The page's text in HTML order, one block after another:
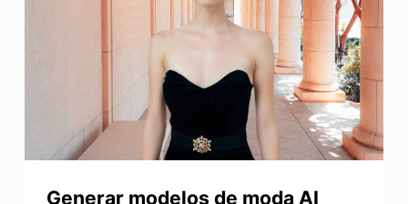
Generar modelos de moda AI